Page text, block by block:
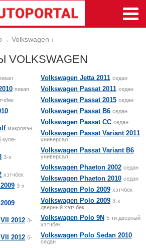
→ Volkswagen ↓
пикап
микровэн
купе-
3-х
хэтчбек
3-х
2012 3-
2012 5-
Volkswagen Jetta 2011 седан
Volkswagen Passat 2011 седан
Volkswagen Passat 2015 седан
Volkswagen Passat B6 седан
Volkswagen Passat CC cедан
Volkswagen Passat Variant 2011
универсал
Volkswagen Passat Variant B6
универсал
Volkswagen Phaeton 2002 седан
Volkswagen Phaeton 2010 седан
Volkswagen Polo 2009 хэтчбек
Volkswagen Polo 2009 3-х
дверный хэтчбек
Volkswagen Polo 9N 5-ти дверный
хэтчбек
Volkswagen Polo Sedan 2010
cедан